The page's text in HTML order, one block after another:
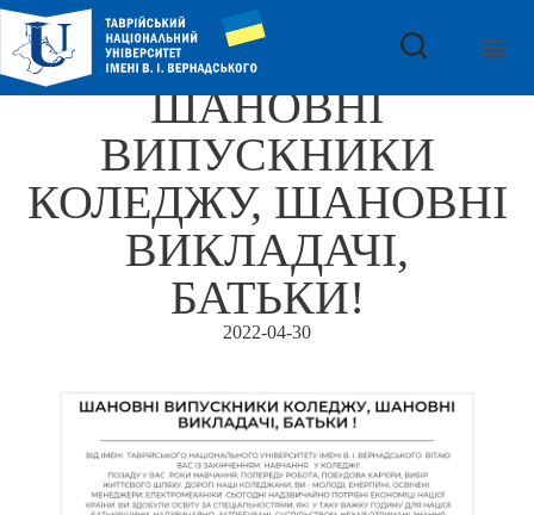
ШАНОВНІ
ВИПУСКНИКИ
КОЛЕДЖУ, ШАНОВНІ
ВИКЛАДАЧІ,
БАТЬКИ!
2022-04-30